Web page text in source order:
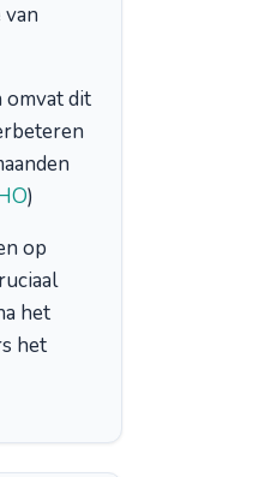
omvat dit
)
op
het
het